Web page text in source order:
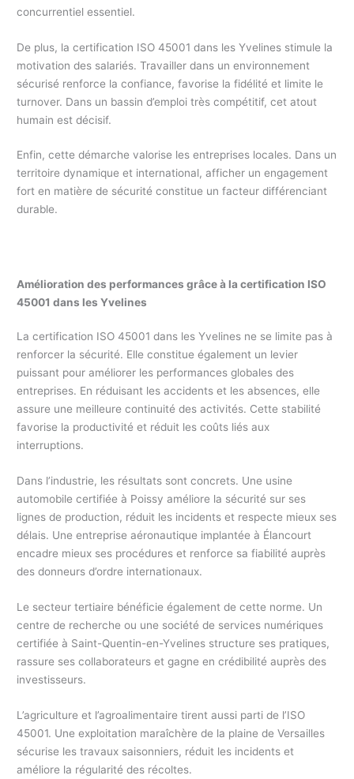
concurrentiel essentiel.
De plus, la certification ISO 45001 dans les Yvelines stimule la
motivation des salariés. Travailler dans un environnement
sécurisé renforce la confiance, favorise la fidélité et limite le
turnover. Dans un bassin d’emploi très compétitif, cet atout
humain est décisif.
Enfin, cette démarche valorise les entreprises locales. Dans un
territoire dynamique et international, afficher un engagement
fort en matière de sécurité constitue un facteur différenciant
durable.
Amélioration des performances grâce à la certification ISO
45001 dans les Yvelines
La certification ISO 45001 dans les Yvelines ne se limite pas à
renforcer la sécurité. Elle constitue également un levier
puissant pour améliorer les performances globales des
entreprises. En réduisant les accidents et les absences, elle
assure une meilleure continuité des activités. Cette stabilité
favorise la productivité et réduit les coûts liés aux
interruptions.
Dans l’industrie, les résultats sont concrets. Une usine
automobile certifiée à Poissy améliore la sécurité sur ses
lignes de production, réduit les incidents et respecte mieux ses
délais. Une entreprise aéronautique implantée à Élancourt
encadre mieux ses procédures et renforce sa fiabilité auprès
des donneurs d’ordre internationaux.
Le secteur tertiaire bénéficie également de cette norme. Un
centre de recherche ou une société de services numériques
certifiée à Saint-Quentin-en-Yvelines structure ses pratiques,
rassure ses collaborateurs et gagne en crédibilité auprès des
investisseurs.
L’agriculture et l’agroalimentaire tirent aussi parti de l’ISO
45001. Une exploitation maraîchère de la plaine de Versailles
sécurise les travaux saisonniers, réduit les incidents et
améliore la régularité des récoltes.